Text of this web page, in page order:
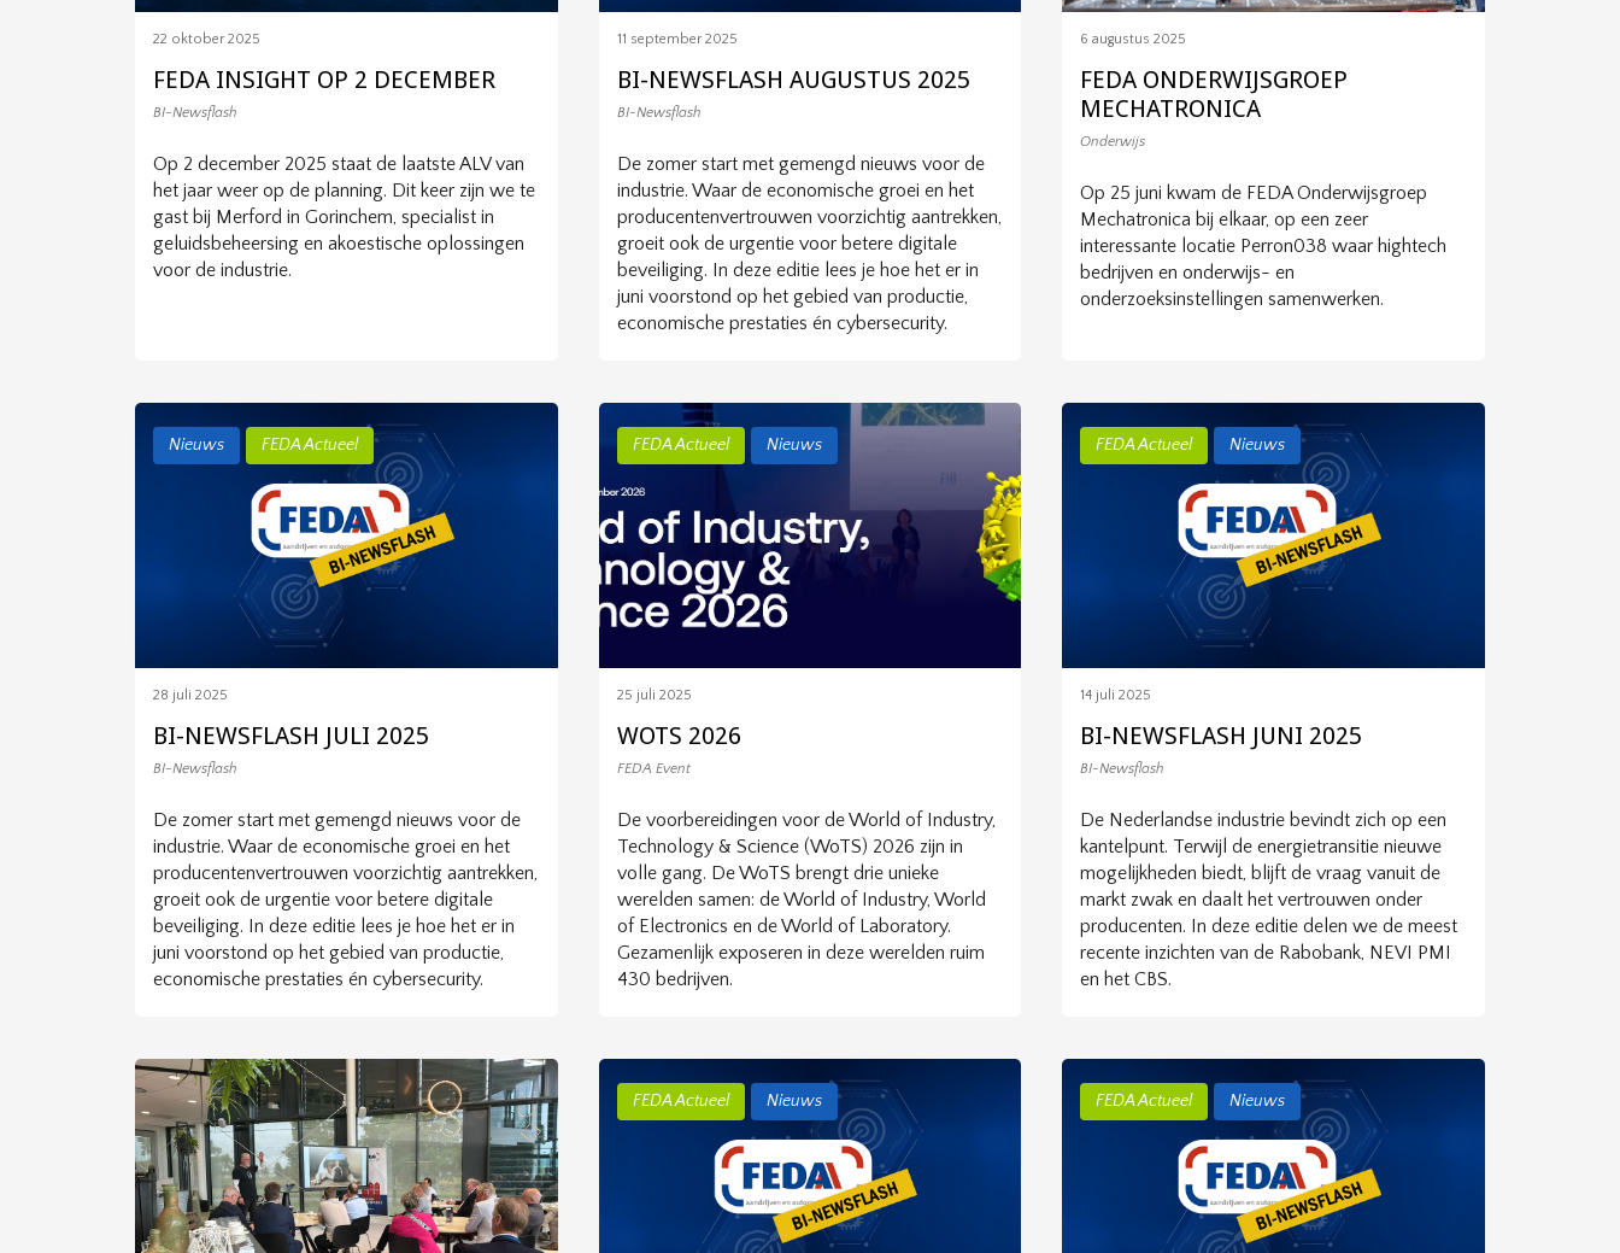
22 oktober 2025
FEDA INSIGHT OP 2 DECEMBER
BI-Newsflash
Op 2 december 2025 staat de laatste ALV van
het jaar weer op de planning. Dit keer zijn we te
gast bij Merford in Gorinchem, specialist in
geluidsbeheersing en akoestische oplossingen
voor de industrie.
11 september 2025
BI-NEWSFLASH AUGUSTUS 2025
BI-Newsflash
De zomer start met gemengd nieuws voor de
industrie. Waar de economische groei en het
producentenvertrouwen voorzichtig aantrekken,
groeit ook de urgentie voor betere digitale
beveiliging. In deze editie lees je hoe het er in
juni voorstond op het gebied van productie,
economische prestaties én cybersecurity.
6 augustus 2025
FEDA ONDERWIJSGROEP
MECHATRONICA
Onderwijs
Op 25 juni kwam de FEDA Onderwijsgroep
Mechatronica bij elkaar, op een zeer
interessante locatie Perron038 waar hightech
bedrijven en onderwijs- en
onderzoeksinstellingen samenwerken.
Nieuws FEDA Actueel
28 juli 2025
BI-NEWSFLASH JULI 2025
BI-Newsflash
De zomer start met gemengd nieuws voor de
industrie. Waar de economische groei en het
producentenvertrouwen voorzichtig aantrekken,
groeit ook de urgentie voor betere digitale
beveiliging. In deze editie lees je hoe het er in
juni voorstond op het gebied van productie,
economische prestaties én cybersecurity.
FEDA Actueel Nieuws
25 juli 2025
WOTS 2026
FEDA Event
De voorbereidingen voor de World of Industry,
Technology & Science (WoTS) 2026 zijn in
volle gang. De WoTS brengt drie unieke
werelden samen: de World of Industry, World
of Electronics en de World of Laboratory.
Gezamenlijk exposeren in deze werelden ruim
430 bedrijven.
FEDA Actueel Nieuws
14 juli 2025
BI-NEWSFLASH JUNI 2025
BI-Newsflash
De Nederlandse industrie bevindt zich op een
kantelpunt. Terwijl de energietransitie nieuwe
mogelijkheden biedt, blijft de vraag vanuit de
markt zwak en daalt het vertrouwen onder
producenten. In deze editie delen we de meest
recente inzichten van de Rabobank, NEVI PMI
en het CBS.
FEDA Actueel Nieuws FEDA Actueel Nieuws